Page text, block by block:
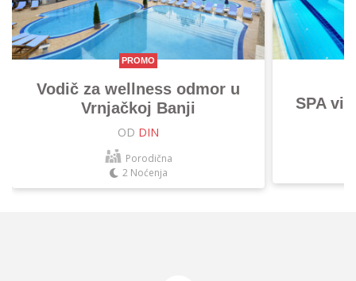
PROMO
Vodič za wellness odmor u
Vrnjačkoj Banji
OD DIN
Porodična
2 Noćenja
SPA